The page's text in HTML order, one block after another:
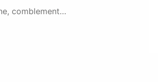
comblement…